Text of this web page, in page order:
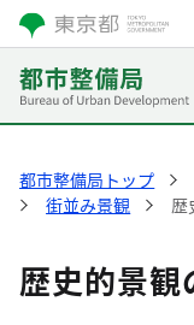
都市整備局トップ
街並み景観
歴
歴史的景観